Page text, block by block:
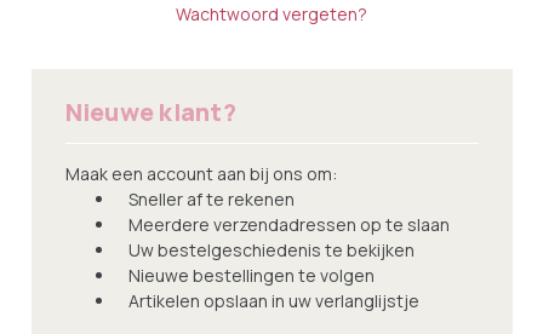
Wachtwoord vergeten?
Nieuwe klant?
Maak een account aan bij ons om:
Sneller af te rekenen
Meerdere verzendadressen op te slaan
Uw bestelgeschiedenis te bekijken
Nieuwe bestellingen te volgen
Artikelen opslaan in uw verlanglijstje